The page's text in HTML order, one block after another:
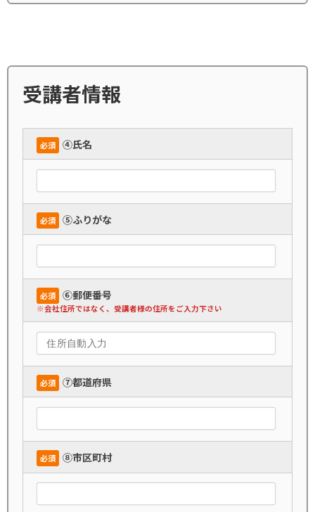
受講者情報
必須 ➃氏名
必須 ➄ふりがな
必須 ➅郵便番号
※会社住所ではなく、受講者様の住所をご入力下さい
必須 ➆都道府県
必須 ➇市区町村